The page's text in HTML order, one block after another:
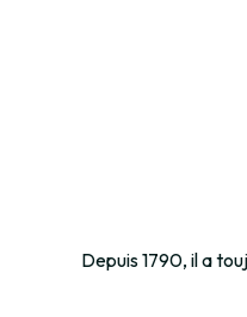
Depuis 1790, il a